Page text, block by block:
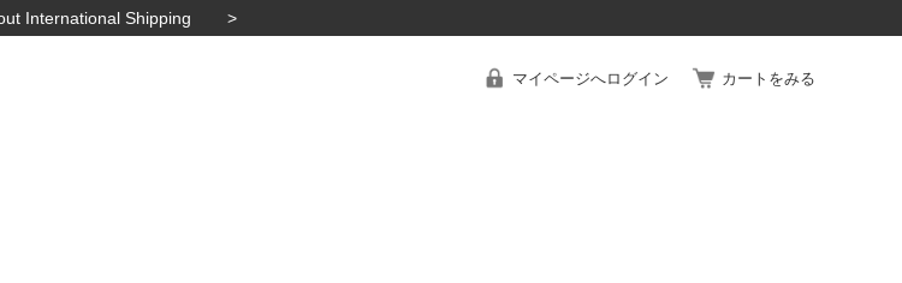
International Shipping
マイページへログイン カートをみる